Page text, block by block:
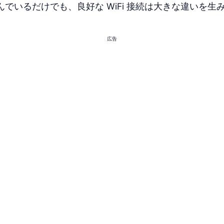
でいるだけでも、良好な WiFi 接続は大きな違いを生
広告